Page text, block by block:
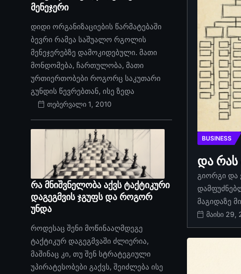
მენეჯერი
დიდი ორგანიზაციების წარმატებაში
ბევრი რამეა საშუალო რგოლის
მენეჯერებზე დამოკიდებული. მათი
მონდომება, ჩართულობა, მათი
ურთიერთობები როგორც საკუთარი
გუნდის წევრებთან, ისე ზედა
თებერვალი 1, 2010
რა მნიშვნელობა აქვს ტაქტიკური
დაგეგმვის ჯგუფს და როგორ
უნდა
როდესაც შენი მოწინააღმდეგე
ტაქტიკურ დაგეგმვაში ძლიერია,
მაშინაც კი, თუ შენ სტრატეგიული
უპირატესობები გაქვს, შეიძლება ისე
BUSINESS
და რას
გიორგი და
მაგიდაზე
მაისი 29,